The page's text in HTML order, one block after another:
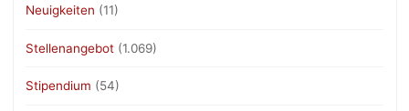
Neuigkeiten (11)
Stellenangebot (1.069)
Stipendium (54)